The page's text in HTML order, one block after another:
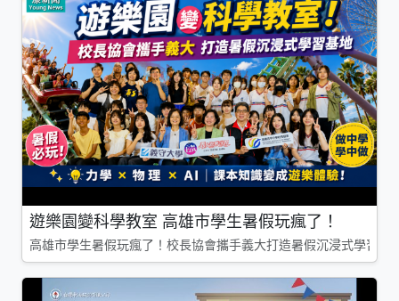
遊樂園變科學教室 高雄市學生暑假玩瘋了！
高雄市學生暑假玩瘋了！校長協會攜手義大打造暑假沉浸式學習基